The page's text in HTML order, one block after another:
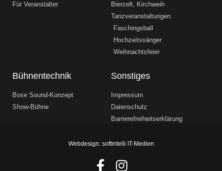
Für Veranstalter
Bierzelt, Kirchweih
Tanzveranstaltungen
Faschingsball
Hochzeitssänger
Weihnachtsfeier
Bühnentechnik
Bose Sound-Konzept
Show-Bühne
Sonstiges
Impressum
Datenschutz
Barrierefreiheitserklärung
Webdesign: softintelli IT-Medien